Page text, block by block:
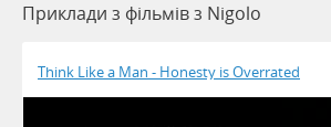
Приклади з фільмів з Nigolo
Think Like a Man - Honesty is Overrated